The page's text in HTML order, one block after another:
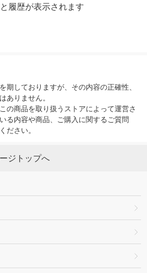
履歴が表示されます
期しておりますが、その内容の正確性、
ありません。
の商品を取り扱うストアによって運営さ
る内容や商品、ご購入に関するご質問
ださい。
ジトップへ